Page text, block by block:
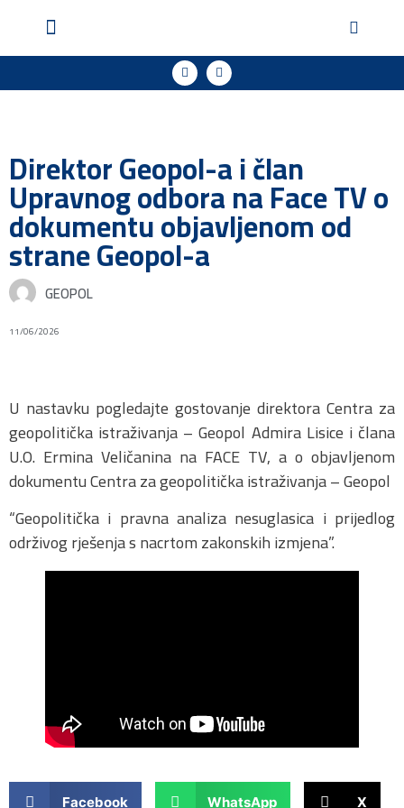
Direktor Geopol-a i član
Upravnog odbora na Face TV o
dokumentu objavljenom od
strane Geopol-a
GEOPOL
11/06/2026
U nastavku pogledajte gostovanje direktora Centra za
geopolitička istraživanja – Geopol Admira Lisice i člana
U.O. Ermina Veličanina na FACE TV, a o objavljenom
dokumentu Centra za geopolitička istraživanja – Geopol
“Geopolitička i pravna analiza nesuglasica i prijedlog
održivog rješenja s nacrtom zakonskih izmjena”.
Facebook WhatsApp X